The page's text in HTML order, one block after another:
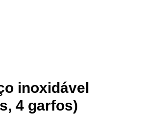
inoxidável
4 garfos)